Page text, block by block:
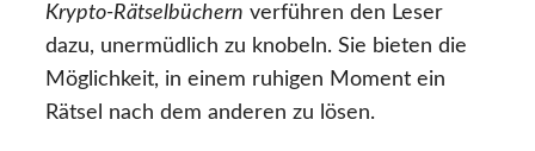
Krypto-Rätselbüchern verführen den Leser
dazu, unermüdlich zu knobeln. Sie bieten die
Möglichkeit, in einem ruhigen Moment ein
Rätsel nach dem anderen zu lösen.